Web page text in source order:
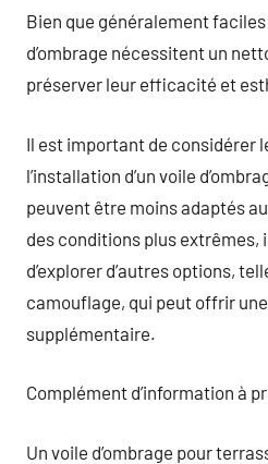
Bien que généralement
d’ombrage nécessitent un
préserver leur efficacité et
Il est important de considérer
l’installation d’un voile
peuvent être moins adaptés
des conditions plus
d’explorer d’autres options,
camouflage, qui peut offrir
supplémentaire.
Complément d’information à
Un voile d’ombrage pour